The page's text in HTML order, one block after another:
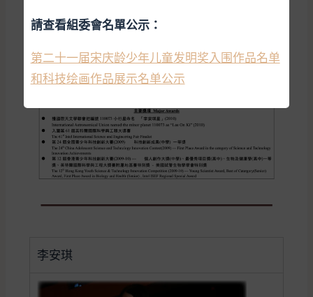
李安琪
請查看組委會名單公示：
第二十一届宋庆龄少年儿童发明奖入围作品名单
和科技绘画作品展示名单公示